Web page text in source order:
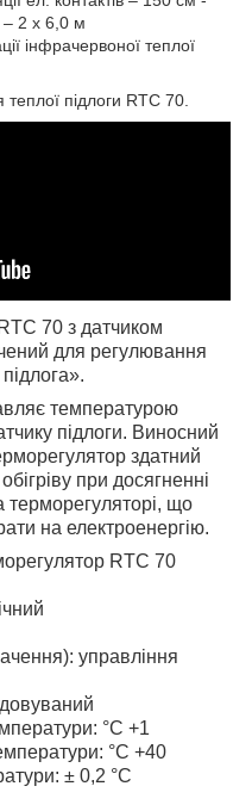
– 2 х 6,0 м
інфрачервоної теплої
підлоги RTC 70.
70 з датчиком
для регулювання
температурою
підлоги. Виносний
здатний
при досягненні
терморегуляторі, що
на електроенергію.
RTC 70
управління
°C +1
°C +40
± 0,2 °С